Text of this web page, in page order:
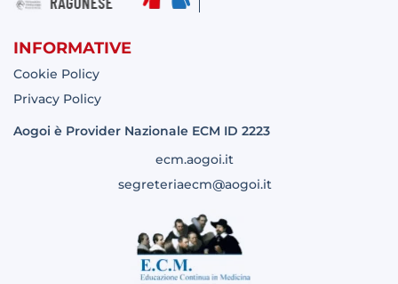
INFORMATIVE
Cookie Policy
Privacy Policy
Aogoi è Provider Nazionale ECM ID 2223
ecm.aogoi.it
segreteriaecm@aogoi.it